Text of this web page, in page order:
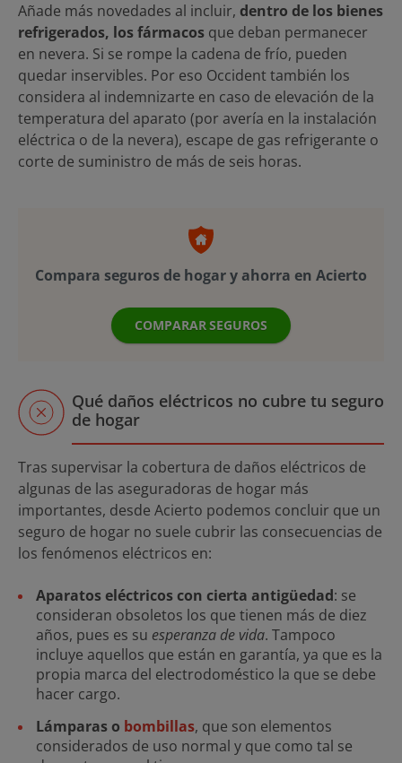
Añade más novedades al incluir, dentro de los bienes
refrigerados, los fármacos que deban permanecer
en nevera. Si se rompe la cadena de frío, pueden
quedar inservibles. Por eso Occident también los
considera al indemnizarte en caso de elevación de la
temperatura del aparato (por avería en la instalación
eléctrica o de la nevera), escape de gas refrigerante o
corte de suministro de más de seis horas.
Compara seguros de hogar y ahorra en Acierto
COMPARAR SEGUROS
Qué daños eléctricos no cubre tu seguro
de hogar
Tras supervisar la cobertura de daños eléctricos de
algunas de las aseguradoras de hogar más
importantes, desde Acierto podemos concluir que un
seguro de hogar no suele cubrir las consecuencias de
los fenómenos eléctricos en:
Aparatos eléctricos con cierta antigüedad: se
consideran obsoletos los que tienen más de diez
años, pues es su esperanza de vida. Tampoco
incluye aquellos que están en garantía, ya que es la
propia marca del electrodoméstico la que se debe
hacer cargo.
Lámparas o bombillas, que son elementos
considerados de uso normal y que como tal se